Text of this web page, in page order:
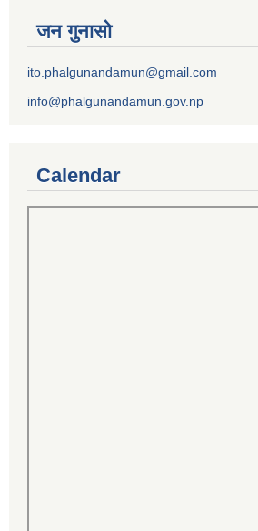
जन गुनासो
ito.phalgunandamun@gmail.com
info@phalgunandamun.gov.np
Calendar